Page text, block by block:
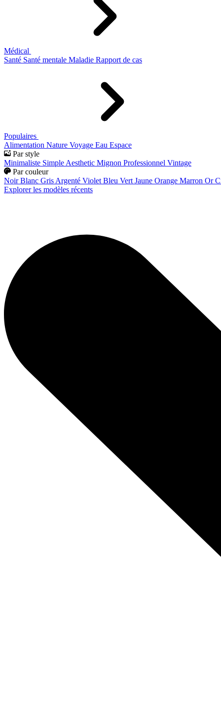
Médical
Santé Santé mentale Maladie Rapport de cas
Populaires
Alimentation Nature Voyage Eau Espace
Par style
Minimaliste Simple Aesthetic Mignon Professionnel Vintage
Par couleur
Noir Blanc Gris Argenté Violet Bleu Vert Jaune Orange Marron Or
Explorer les modèles récents